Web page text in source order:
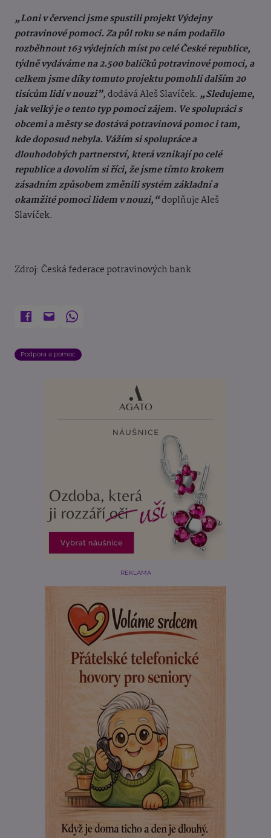
„Loni v červenci jsme spustili projekt Výdejny
potravinové pomoci. Za půl roku se nám podařilo
rozběhnout 163 výdejních míst po celé České republice,
týdně vydáváme na 2.500 balíčků potravinové pomoci, a
celkem jsme díky tomuto projektu pomohli dalším 20
tisícům lidí v nouzi”,dodává Aleš Slavíček. „Sledujeme,
jak velký je o tento typ pomoci zájem. Ve spolupráci s
obcemi a městy se dostává potravinová pomoc i tam,
kde doposud nebyla. Vážím si spolupráce a
dlouhodobých partnerství, která vznikají po celé
republice a dovolím si říci, že jsme tímto krokem
zásadním způsobem změnili systém základní a
okamžité pomoci lidem v nouzi,“doplňuje Aleš
Slavíček.
Zdroj: Česká federace potravinových bank
Podpora a pomoc
REKLAMA